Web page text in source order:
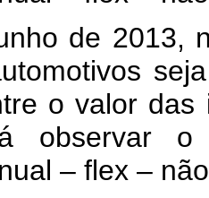
de 2013,
o valor das
observar
– flex –